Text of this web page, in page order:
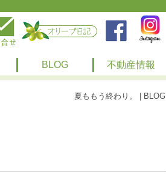
BLOG 不動産情報
夏ももう終わり。 | BLOG